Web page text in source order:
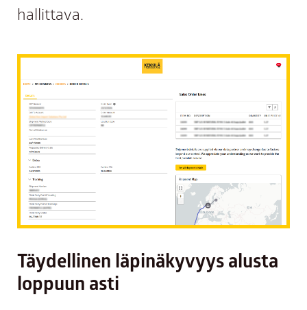
hallittava.
Täydellinen läpinäkyvyys alusta
loppuun asti